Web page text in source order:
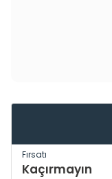
Fırsatı
Kaçırmayın